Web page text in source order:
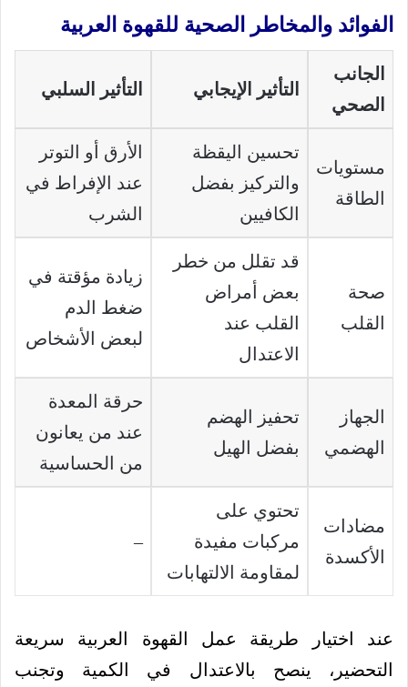
الفوائد والمخاطر الصحية للقهوة العربية
الجانب
الصحي
التأثير الإيجابي التأثير السلبي
مستويات
الطاقة
تحسين اليقظة
والتركيز بفضل
الكافيين
الأرق أو التوتر
عند الإفراط في
الشرب
صحة
القلب
قد تقلل من خطر
بعض أمراض
القلب عند
الاعتدال
زيادة مؤقتة في
ضغط الدم
لبعض الأشخاص
الجهاز
الهضمي
تحفيز الهضم
بفضل الهيل
حرقة المعدة
عند من يعانون
من الحساسية
مضادات
الأكسدة
تحتوي على
مركبات مفيدة
لمقاومة الالتهابات
–
عند اختيار طريقة عمل القهوة العربية سريعة
التحضير، ينصح بالاعتدال في الكمية وتجنب